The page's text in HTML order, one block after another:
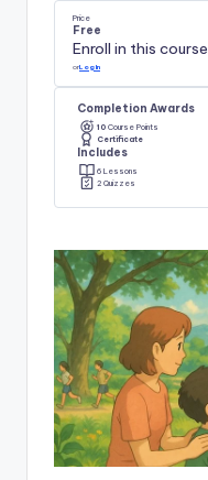
Price
Free
Enroll in this course
orLog In
Completion Awards
10 Course Points
Certificate
Includes
6 Lessons
2 Quizzes